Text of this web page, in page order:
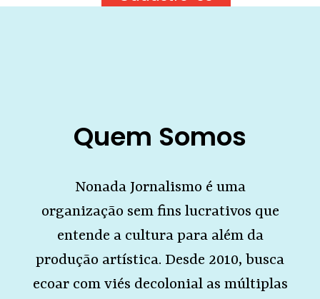
Quem Somos
Nonada Jornalismo é uma
organização sem fins lucrativos que
entende a cultura para além da
produção artística. Desde 2010, busca
ecoar com viés decolonial as múltiplas